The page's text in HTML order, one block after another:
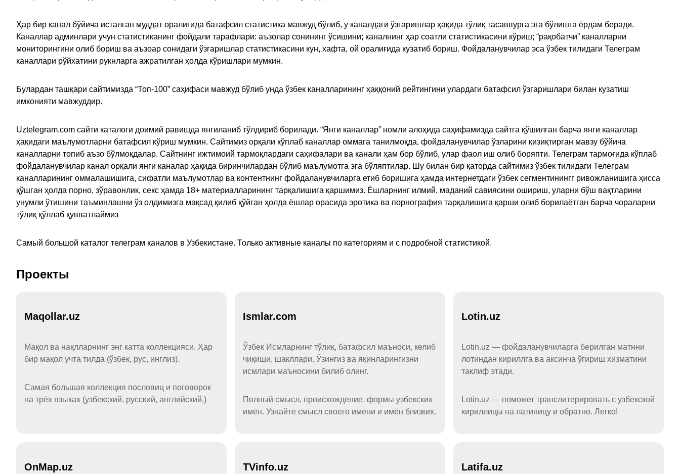
Ҳар бир канал бўйича исталган муддат оралиғида батафсил статистика мавжуд бўлиб, у каналдаги ўзгаришлар ҳақида тўлиқ тасаввурга эга бўлишга ёрдам беради.
Каналлар админлари учун статистиканинг фойдали тарафлари: аъзолар сонининг ўсишини; каналнинг ҳар соатли статистикасини кўриш; “рақобатчи” каналларни
мониторингини олиб бориш ва аъзоар сонидаги ўзгаришлар статистикасини кун, хафта, ой оралиғида кузатиб бориш. Фойдаланувчилар эса ўзбек тилидаги Телеграм
каналлари рўйхатини рукнларга ажратилган ҳолда кўришлари мумкин.
Булардан ташқари сайтимизда “Топ-100” саҳифаси мавжуд бўлиб унда ўзбек каналларининг ҳаққоний рейтингини улардаги батафсил ўзгаришлари билан кузатиш
имконияти мавжуддир.
Uztelegram.com сайти каталоги доимий равишда янгиланиб тўлдириб борилади. “Янги каналлар” номли алоҳида саҳифамизда сайтга қўшилган барча янги каналлар
ҳақидаги маълумотларни батафсил кўриш мумкин. Сайтимиз орқали кўплаб каналлар оммага танилмоқда, фойдаланувчилар ўзларини қизиқтирган мавзу бўйича
каналларни топиб аъзо бўлмоқдалар. Сайтнинг ижтимоий тармоқлардаги саҳифалари ва канали ҳам бор бўлиб, улар фаол иш олиб боряпти. Телеграм тармоғида кўплаб
фойдаланувчилар канал орқали янги каналар ҳақида биринчилардан бўлиб маълумотга эга бўляптилар. Шу билан бир қаторда сайтимиз ўзбек тилидаги Телеграм
каналларининг оммалашишига, сифатли маълумотлар ва контентнинг фойдаланувчиларга етиб боришига ҳамда интернетдаги ўзбек сегментинингг ривожланишига ҳисса
қўшган ҳолда порно, зўравонлик, секс ҳамда 18+ материалларининг тарқалишига қаршимиз. Ёшларнинг илмий, маданий савиясини ошириш, уларни бўш вақтларини
унумли ўтишини таъминлашни ўз олдимизга мақсад қилиб қўйган ҳолда ёшлар орасида эротика ва порнография тарқалишига қарши олиб борилаётган барча чораларни
тўлиқ қўллаб қувватлаймиз
Самый большой каталог телеграм каналов в Узбекистане. Только активные каналы по категориям и с подробной статистикой.
Проекты
Maqollar.uz
Мақол ва нақлларнинг энг катта коллекцияси. Ҳар
бир мақол учта тилда (ўзбек, рус, инглиз).
Самая большая коллекция пословиц и поговорок
на трёх языках (узбекский, русский, английский.)
Ismlar.com
Ўзбек Исмларнинг тўлиқ, батафсил маъноси, келиб
чиқиши, шакллари. Ўзингиз ва яқинларингизни
исмлари маъносини билиб олинг.
Полный смысл, происхождение, формы узбекских
имён. Узнайте смысл своего имени и имён близких.
Lotin.uz
Lotin.uz — фойдаланувчиларга берилган матнни
лотиндан кириллга ва аксинча ўгириш хизматини
таклиф этади.
Lotin.uz — поможет транслитерировать с узбекской
кириллицы на латиницу и обратно. Легко!
OnMap.uz TVinfo.uz Latifa.uz